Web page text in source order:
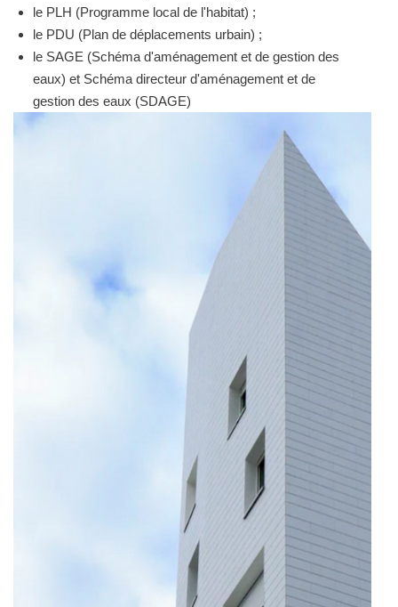
le PLH (Programme local de l'habitat) ;
le PDU (Plan de déplacements urbain) ;
le SAGE (Schéma d'aménagement et de gestion des
eaux) et Schéma directeur d'aménagement et de
gestion des eaux (SDAGE)